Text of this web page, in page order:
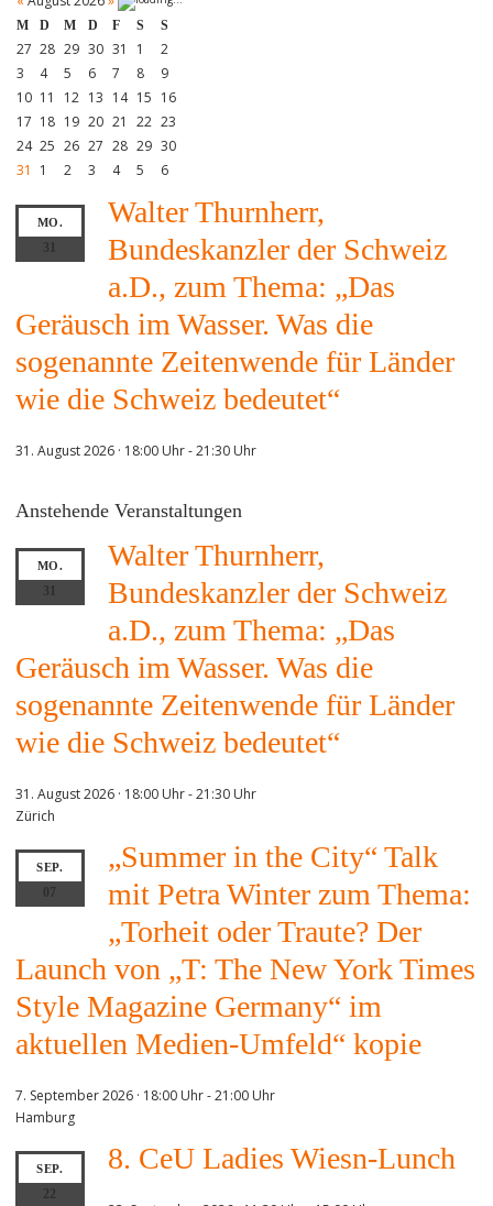
M D M D F S S
27 28 29 30 31 1
2
3
4 5 6 7 8
9
10 11 12 13 14 15 16
17 18 19 20 21 22 23
24 25 26 27 28 29 30
31
1 2 3 4 5 6
MO.
Walter Thurnherr,
Bundeskanzler der Schweiz
a.D., zum Thema: „Das
Geräusch im Wasser. Was die
sogenannte Zeitenwende für Länder
wie die Schweiz bedeutet“
31. August 2026 · 18:00 Uhr-21:30 Uhr
Anstehende Veranstaltungen
MO.
Walter Thurnherr,
Bundeskanzler der Schweiz
a.D., zum Thema: „Das
Geräusch im Wasser. Was die
sogenannte Zeitenwende für Länder
wie die Schweiz bedeutet“
31. August 2026 · 18:00 Uhr-21:30 Uhr
Zürich
SEP.
07
„Summer in the City“ Talk
mit Petra Winter zum Thema:
„Torheit oder Traute? Der
Launch von „T: The New York Times
Style Magazine Germany“ im
aktuellen Medien-Umfeld“ kopie
7. September 2026 · 18:00 Uhr-21:00 Uhr
Hamburg
SEP.
22
8. CeU Ladies Wiesn-Lunch